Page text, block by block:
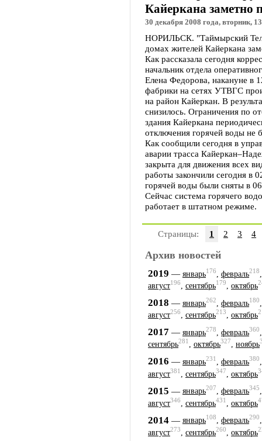
Кайеркана заметно
30 декабря 2008 года, вторник,
НОРИЛЬСК. "Таймырский
домах жителей Кайеркана
Как рассказала сегодня
начальник отдела
Елена Федорова, накануне в
фабрики на сетях УТВГС
на район Кайеркан. В
снизилось. Ограничения по
здания Кайеркана
отключения горячей воды не
Как сообщили сегодня в
аварии трасса
закрыта для движения всех
работы закончили сегодня в
горячей воды были сняты в
Сейчас система горячего
работает в штатном режиме.
Страницы: 1 2 3 4
Архив новостей
2019 — январь176 февраль218
август196, сентябрь179, октябрь
2018 — январь262 февраль180
август256, сентябрь213, октябрь
2017 — январь278 февраль360
сентябрь281, октябрь327, ноябрь
2016 — январь231 февраль380
август381 сентябрь347 октябрь
2015 — январь207, февраль345
август346 сентябрь431 октябрь
2014 — январь108, февраль290
август273 сентябрь260 октябрь